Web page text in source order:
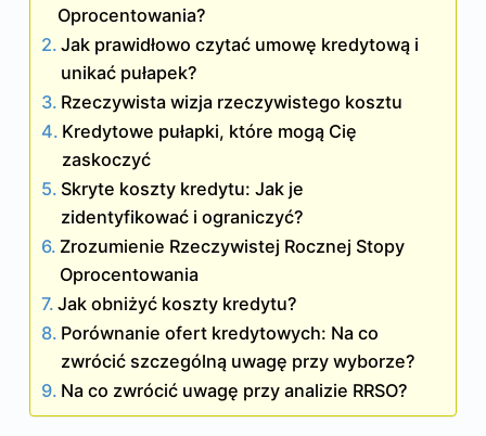
Oprocentowania?
Jak prawidłowo czytać umowę kredytową i
unikać pułapek?
Rzeczywista wizja rzeczywistego kosztu
Kredytowe pułapki, które mogą Cię
zaskoczyć
Skryte koszty kredytu: Jak je
zidentyfikować i ograniczyć?
Zrozumienie Rzeczywistej Rocznej Stopy
Oprocentowania
Jak obniżyć koszty kredytu?
Porównanie ofert kredytowych: Na co
zwrócić szczególną uwagę przy wyborze?
Na co zwrócić uwagę przy analizie RRSO?